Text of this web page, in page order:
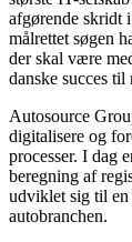
afgørende skridt
målrettet søgen
der skal være
danske succes til
Autosource
digitalisere og
processer. I dag
beregning af
udviklet sig til
autobranchen.